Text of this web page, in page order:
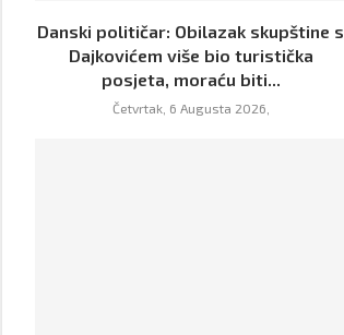
Danski političar: Obilazak skupštine s
Dajkovićem više bio turistička
posjeta, moraću biti...
Četvrtak, 6 Augusta 2026,